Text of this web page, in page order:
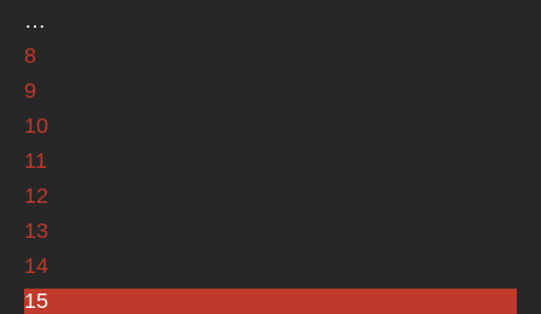
…
8
9
10
11
12
13
14
15